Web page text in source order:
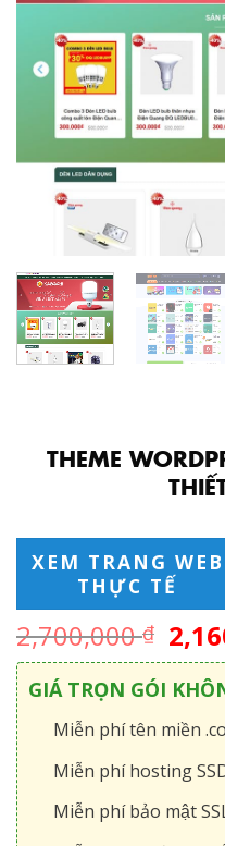
THEME
XEM TRANG WEB
THỰC TẾ
2,700,000₫
GIÁ TRỌN GÓI
Miễn phí tên miền
Miễn phí hosting
Miễn phí bảo mật